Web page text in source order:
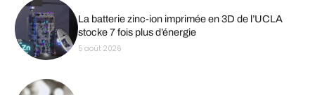
La batterie zinc-ion imprimée en 3D de l’UCLA
stocke 7 fois plus d’énergie
5 août 2026